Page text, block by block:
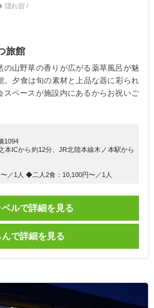
隠れ宿 /
旅館
の山野草の香りが広がる薬草風呂が魅
。夕食は旬の素材と上品な器に彩られ
スペースが施設内にあるからお祝いご
1094
本ICから約12分、JR北陸本線木ノ本駅から
／1人 ◆二人2食：10,100円〜／1人
ルで詳細を見る
んで詳細を見る